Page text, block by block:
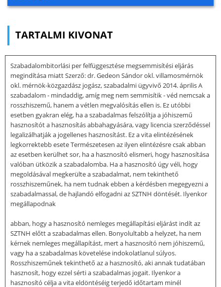
TARTALMI KIVONAT
Szabadalombitorlási per felfüggesztése megsemmisítési eljárás
megindítása miatt Szerző: dr. Gedeon Sándor okl. villamosmérnök
okl. mérnök-közgazdász jogász, szabadalmi ügyvivő 2014. április A
szabadalom - mindaddig, amíg meg nem semmisítik - véd nemcsak a
rosszhiszemű, hanem a vétlen megvalósítás ellen is. Ez utóbbi
esetben gyakran elég, ha a szabadalmas felszólítja a jóhiszemű
hasznosítót a hasznosítás abbahagyására, vagy licencia szerződéssel
legalizálhatják a jogellenes hasznosítást. Ez a vita elintézésének
legkorrektebb esete Természetesen az ilyen elintézésre csak abban
az esetben kerülhet sor, ha a hasznosító elismeri, hogy hasznosítása
valóban ütközik a szabadalomba. Ha a hasznosító úgy véli, hogy
megoldásával megkerülte a szabadalmat, nem tekinthető
rosszhiszeműnek, ha nem tudnak ebben a kérdésben megegyezni a
szabadalmassal, de hajlandó elfogadni az SZTNH döntését. Ilyenkor
megállapodnak
abban, hogy a hasznosító nemleges megállapítási eljárást indít az
SZTNH előtt a szabadalmas ellen. Bonyolultabb a helyzet, ha nem
kérnek nemleges megállapítást, mert a hasznosító nem jóhiszemű,
vagy ha a szabadalmas követelése indokolatlanul súlyos.
Rosszhiszeműnek tekinthető az a hasznosító, aki annak tudatában
hasznosít, hogy ezzel sérti a szabadalmas jogait. Ilyenkor a
hasznosító célja a vita eldöntéséig terjedő időtartam minél